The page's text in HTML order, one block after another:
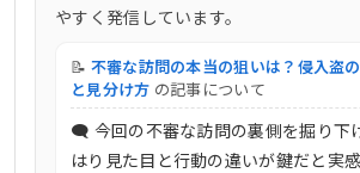
やすく発信しています。
📝 不審な訪問の本当の狙いは？侵入盗
と見分け方 の記事について
🗨 今回の不審な訪問の裏側を掘り下
はり見た目と行動の違いが鍵だと実